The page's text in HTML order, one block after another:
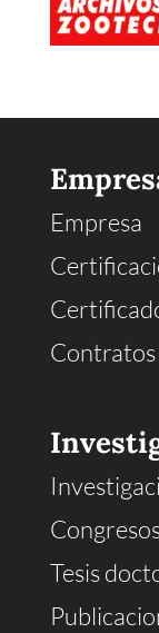
Empresa
Tesis